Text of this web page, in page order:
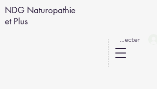
Se connecter
NDG Naturopathie
et Plus